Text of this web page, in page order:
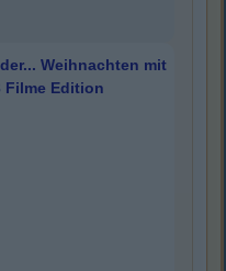
Weihnachten mit
Filme Edition